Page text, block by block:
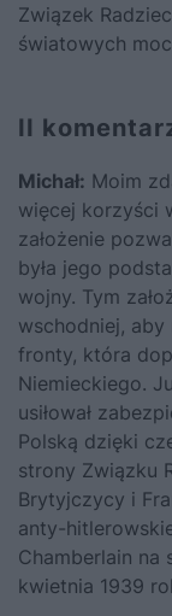
Związek
światowych
II
Michał: Moim
więcej korzyści
założenie
była jego
wojny. Tym
wschodniej, aby
fronty, która
Niemieckiego.
usiłował
Polską dzięki
strony Związku
Brytyjczycy i
anty-
Chamberlain na
kwietnia 1939